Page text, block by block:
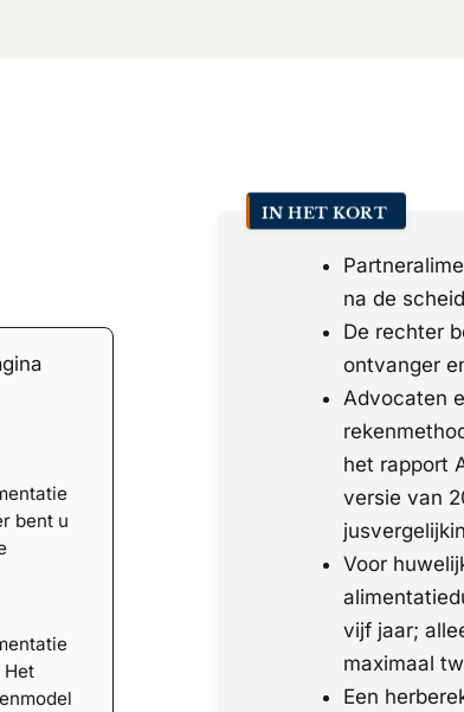
bent u
Het
IN HET KORT
na de
De rechter
ontvanger
Advocaten
het rapport
versie van
Voor
vijf jaar;
maximaal
Een